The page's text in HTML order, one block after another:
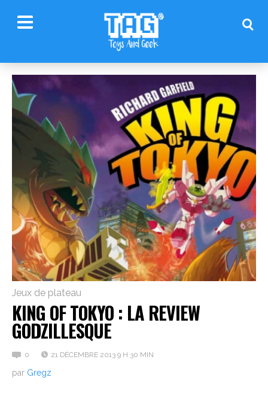
Jeux de plateau
KING OF TOKYO : LA REVIEW
GODZILLESQUE
0 21 DÉCEMBRE 2013 9 H 30 MIN
par Gregz